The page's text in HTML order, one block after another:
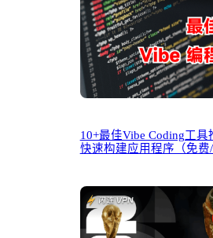
10+最佳Vibe Coding工具
快速构建应用程序（免费/